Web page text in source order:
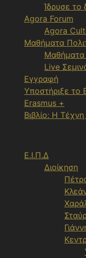
Ίδρυσε το
Agora Forum
Agora
Μαθήματα
Μαθήματα
Live
Εγγραφή
Υποστήριξε το
Erasmus +
Βιβλίο: Η Τέχνη
Ε.Ι.Π.Δ
Διοίκηση